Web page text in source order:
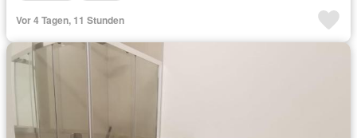
Vor 4 Tagen, 11 Stunden